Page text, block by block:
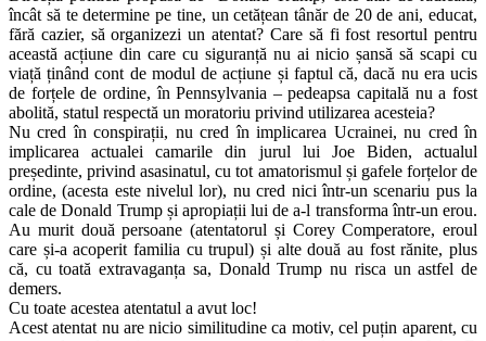
încât să te determine pe tine, un cetățean tânăr de 20 de ani, educat,
fără cazier, să organizezi un atentat? Care să fi fost resortul pentru
această acțiune din care cu siguranță nu ai nicio șansă să scapi cu
viață ținând cont de modul de acțiune și faptul că, dacă nu era ucis
de forțele de ordine, în Pennsylvania – pedeapsa capitală nu a fost
abolită, statul respectă un moratoriu privind utilizarea acesteia?
Nu cred în conspirații, nu cred în implicarea Ucrainei, nu cred în
implicarea actualei camarile din jurul lui Joe Biden, actualul
președinte, privind asasinatul, cu tot amatorismul și gafele forțelor de
ordine, (acesta este nivelul lor), nu cred nici într-un scenariu pus la
cale de Donald Trump și apropiații lui de a-l transforma într-un erou.
Au murit două persoane (atentatorul și Corey Comperatore, eroul
care și-a acoperit familia cu trupul) și alte două au fost rănite, plus
că, cu toată extravaganța sa, Donald Trump nu risca un astfel de
demers.
Cu toate acestea atentatul a avut loc!
Acest atentat nu are nicio similitudine ca motiv, cel puțin aparent, cu